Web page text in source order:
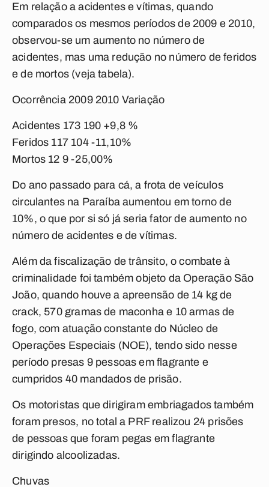
Em relação a acidentes e vítimas, quando
comparados os mesmos períodos de 2009 e 2010,
observou-se um aumento no número de
acidentes, mas uma redução no número de feridos
e de mortos (veja tabela).
Ocorrência 2009 2010 Variação
Acidentes 173 190 +9,8 %
Feridos 117 104 -11,10%
Mortos 12 9 -25,00%
Do ano passado para cá, a frota de veículos
circulantes na Paraíba aumentou em torno de
10%, o que por si só já seria fator de aumento no
número de acidentes e de vítimas.
Além da fiscalização de trânsito, o combate à
criminalidade foi também objeto da Operação São
João, quando houve a apreensão de 14 kg de
crack, 570 gramas de maconha e 10 armas de
fogo, com atuação constante do Núcleo de
Operações Especiais (NOE), tendo sido nesse
período presas 9 pessoas em flagrante e
cumpridos 40 mandados de prisão.
Os motoristas que dirigiram embriagados também
foram presos, no total a PRF realizou 24 prisões
de pessoas que foram pegas em flagrante
dirigindo alcoolizadas.
Chuvas